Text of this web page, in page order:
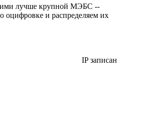
ними лучше крупной МЭБС --
оцифровке и распределяем их
IP записан